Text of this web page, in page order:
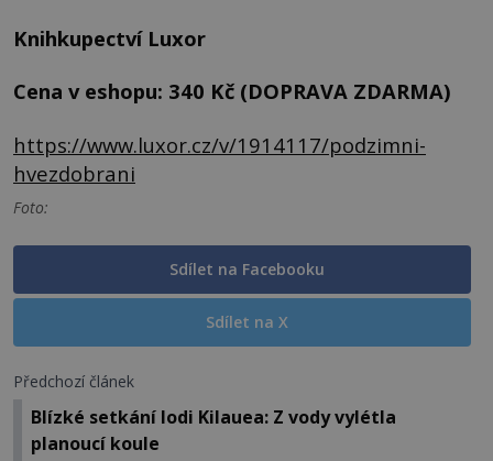
Knihkupectví Luxor
Cena v eshopu: 340 Kč (DOPRAVA ZDARMA)
https://www.luxor.cz/v/1914117/podzimni-
hvezdobrani
Foto:
Sdílet na Facebooku
Sdílet na X
Předchozí článek
Blízké setkání lodi Kilauea: Z vody vylétla
planoucí koule